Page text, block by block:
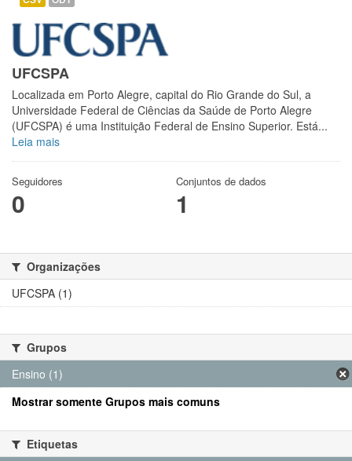
UFCSPA
Localizada em Porto Alegre, capital do Rio Grande do Sul, a
Universidade Federal de Ciências da Saúde de Porto Alegre
(UFCSPA) é uma Instituição Federal de Ensino Superior. Está...
Leia mais
Seguidores
0
Conjuntos de dados
1
Organizações
UFCSPA (1)
Grupos
Ensino (1)
Mostrar somente Grupos mais comuns
Etiquetas